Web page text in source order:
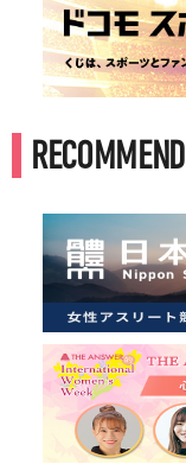
RECOMMEND